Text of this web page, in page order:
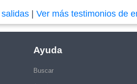
|Ver más testimonios de
Ayuda
Buscar